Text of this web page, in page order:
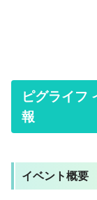
ピグライフ
報
イベント概要